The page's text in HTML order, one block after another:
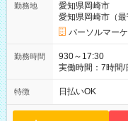
勤務地
愛知県岡崎市
愛知県岡崎市（最
パーソルマー
勤務時間
930～17:30
実働時間：7時間/
は固定休です／
フト！ 残業ほぼ
特徴 日払いOK